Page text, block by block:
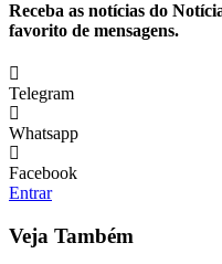
Receba as notícias do
favorito de mensagens.
Telegram
Whatsapp
Facebook
Entrar
Veja Também